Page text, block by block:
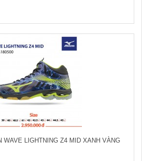
WAVE LIGHTNING Z4 MID XANH VÀNG